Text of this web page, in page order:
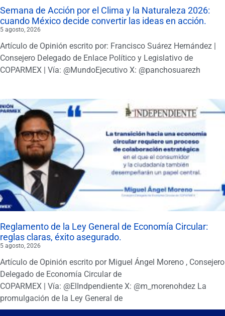
Semana de Acción por el Clima y la Naturaleza 2026:
cuando México decide convertir las ideas en acción.
5 agosto, 2026
Artículo de Opinión escrito por: Francisco Suárez Hernández |
Consejero Delegado de Enlace Político y Legislativo de
COPARMEX | Vía: @MundoEjecutivo X: @panchosuarezh
Reglamento de la Ley General de Economía Circular:
reglas claras, éxito asegurado.
5 agosto, 2026
Artículo de Opinión escrito por Miguel Ángel Moreno , Consejero
Delegado de Economía Circular de
COPARMEX | Vía: @ElIndpendiente X: @m_morenohdez La
promulgación de la Ley General de